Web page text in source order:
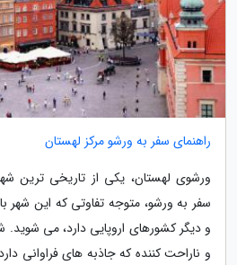
راهنمای سفر به ورشو مرکز لهستان
ورشوی لهستان، یکی از تاریخی ترین
سفر به ورشو، متوجه تفاوتی که این شهر
و دیگر کشورهای اروپایی دارد، می
و ناراحت کننده که جاذبه های فراوانی